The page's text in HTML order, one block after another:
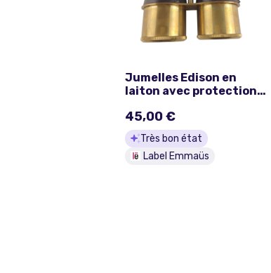
Jumelles Edison en
laiton avec protection
ajuster la distance
45,00 €
Très bon état
Label Emmaüs